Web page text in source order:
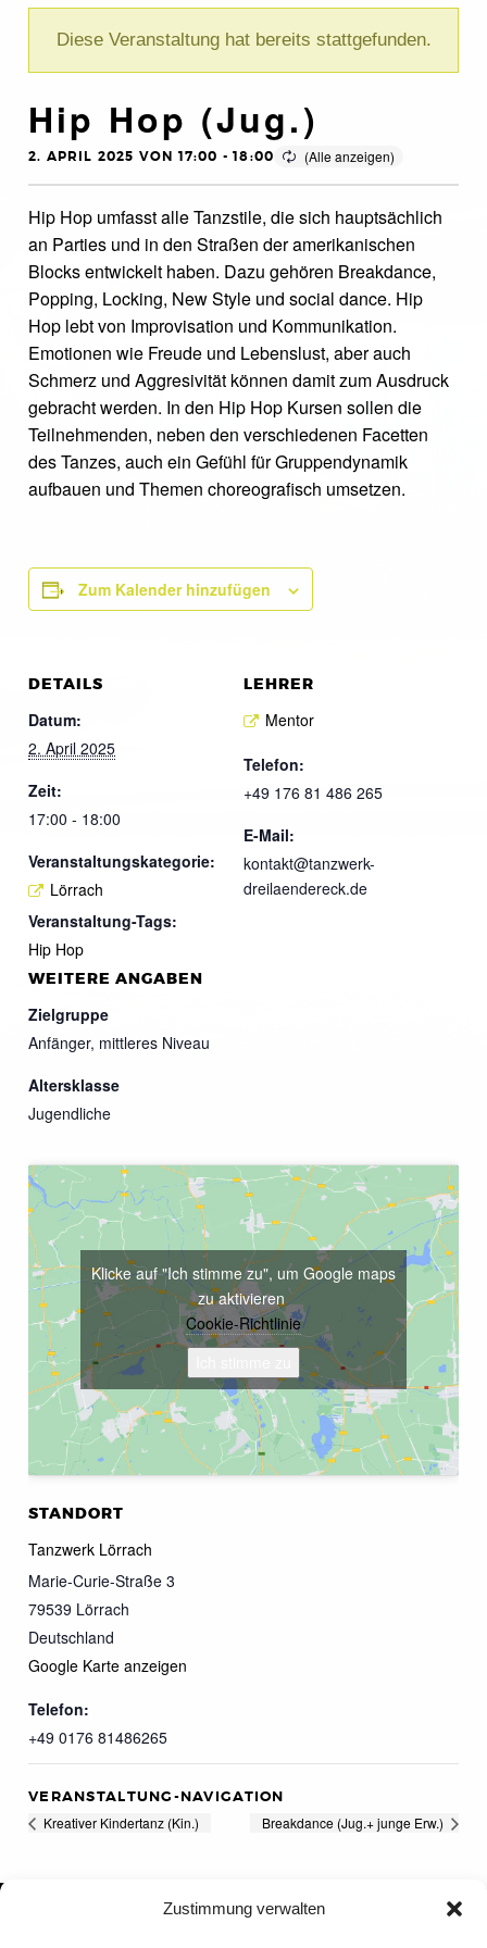
Zustimmung verwalten
Diese Veranstaltung hat bereits stattgefunden.
Hip Hop (Jug.)
2. APRIL 2025 VON 17:00 -18:00
Hip Hop umfasst alle Tanzstile, die sich hauptsächlich
an Parties und in den Straßen der amerikanischen
Blocks entwickelt haben. Dazu gehören Breakdance,
Popping, Locking, New Style und social dance. Hip
Hop lebt von Improvisation und Kommunikation.
Emotionen wie Freude und Lebenslust, aber auch
Schmerz und Aggresivität können damit zum Ausdruck
gebracht werden. In den Hip Hop Kursen sollen die
Teilnehmenden, neben den verschiedenen Facetten
des Tanzes, auch ein Gefühl für Gruppendynamik
aufbauen und Themen choreografisch umsetzen.
Zum Kalender hinzufügen
DETAILS
Datum:
2. April 2025
Zeit:
17:00 - 18:00
Veranstaltungskategorie:
Lörrach
Veranstaltung-Tags:
Hip Hop
LEHRER
Mentor
Telefon:
+49 176 81 486 265
E-Mail:
kontakt@tanzwerk-
dreilaendereck.de
WEITERE ANGABEN
Zielgruppe
Anfänger, mittleres Niveau
Altersklasse
Jugendliche
STANDORT
Tanzwerk Lörrach
Marie-Curie-Straße 3
79539 Lörrach
Deutschland
Google Karte anzeigen
Telefon:
+49 0176 81486265
Klicke auf "Ich stimme zu", um Google maps
zu aktivieren
Cookie-Richtlinie
VERANSTALTUNG-NAVIGATION
Kreativer Kindertanz (Kin.) Breakdance (Jug.+ junge Erw.)